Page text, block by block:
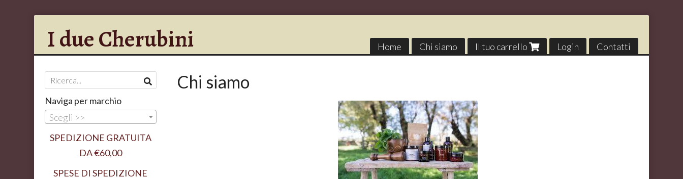
Home Chi siamo Il tuo carrello Login Contatti
I due Cherubini
Chi siamo
Naviga per marchio
Scegli >>
SPEDIZIONE GRATUITA
DA €60,00
SPESE DI SPEDIZIONE